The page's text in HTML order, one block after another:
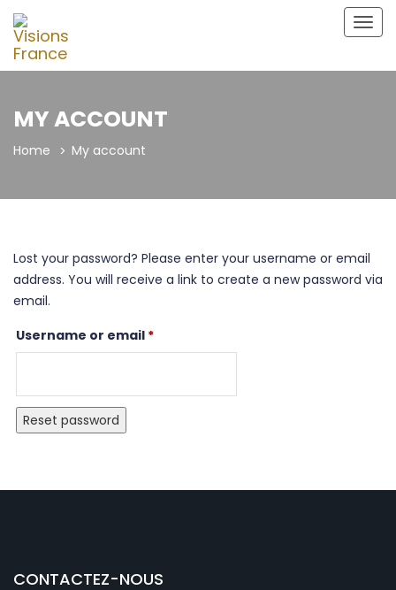
MY ACCOUNT
Home My account
Lost your password? Please enter your username or email
address. You will receive a link to create a new password via
email.
Username or email *
Reset password
CONTACTEZ-NOUS